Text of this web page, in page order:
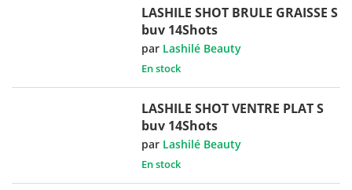
LASHILE SHOT BRULE GRAISSE S
buv 14Shots
par Lashilé Beauty
En stock
LASHILE SHOT VENTRE PLAT S
buv 14Shots
par Lashilé Beauty
En stock